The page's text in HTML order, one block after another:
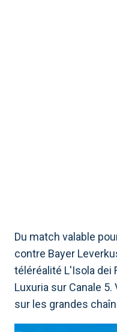
Du match valable
contre Bayer
téléréalité L'Isola dei
Luxuria sur Canale
sur les grandes